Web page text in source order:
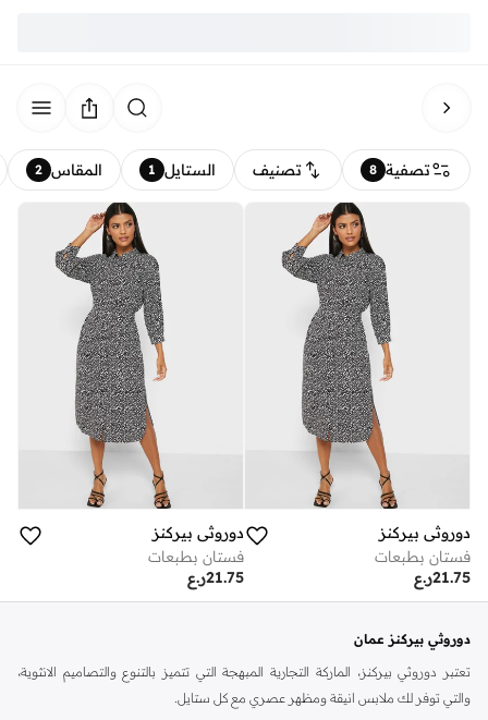
تصفية 8 تصنيف الستايل 1 المقاس 2
دوروثي بيركنز
فستان بطبعات
ر.ع21.75
دوروثي بيركنز
فستان بطبعات
ر.ع21.75
دوروثي بيركنز عمان
تعتبر دوروثي بيركنز، الماركة التجارية المبهجة التي تتميز بالتنوع والتصاميم الانثوية،
والتي توفر لك ملابس انيقة ومظهر عصري مع كل ستايل.